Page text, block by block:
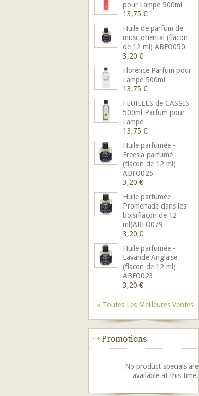
pour Lampe 500ml
13,75 €
Huile de parfum de
musc oriental (flacon
de 12 ml) ABFO050
3,20 €
Florence Parfum pour
Lampe 500ml
13,75 €
FEUILLES de CASSIS
500ml Parfum pour
Lampe
13,75 €
Huile parfumée -
Freesia parfumé
(flacon de 12 ml)
ABFO025
3,20 €
Huile parfumée -
Promenade dans les
bois(flacon de 12
ml)ABFO079
3,20 €
Huile parfumée -
Lavande Anglaise
(flacon de 12 ml)
ABFO023
3,20 €
» Toutes Les Meilleures Ventes
Promotions
No product specials are
available at this time.